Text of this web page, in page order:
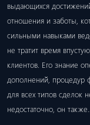
выдающихся
отношения и заботы,
сильными навыками
не тратит время
клиентов. Его знание
дополнений, процедур
для всех типов сделок
недостаточно, он